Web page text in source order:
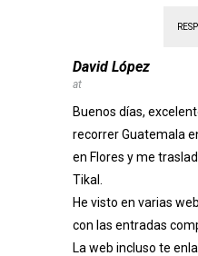
David López
at
Buenos días,
recorrer Guatemala
en Flores y me
Tikal.
He visto en varias
con las entradas
La web incluso te